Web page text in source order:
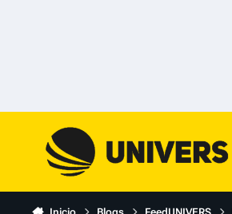
Inicio Blogs FeedUNIVERS